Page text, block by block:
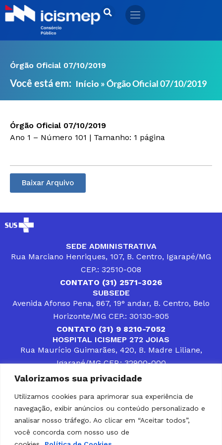
Valorizamos sua privacidade
Utilizamos cookies para aprimorar sua experiência de
navegação, exibir anúncios ou conteúdo personalizado e
analisar nosso tráfego. Ao clicar em “Aceitar todos”,
você concorda com nosso uso de
Ir
para
Órgão Oficial 07/10/2019
Você está em: Início »Órgão Oficial 07/10/2019
Órgão Oficial 07/10/2019
Ano 1 – Número 101 | Tamanho: 1 página
Baixar Arquivo
SEDE ADMINISTRATIVA
Rua Marciano Henriques, 107, B. Centro, Igarapé/MG
CEP.: 32510-008
CONTATO (31) 2571-3026
SUBSEDE
Avenida Afonso Pena, 867, 19° andar, B. Centro, Belo
Horizonte/MG CEP.: 30130-905
CONTATO (31) 9 8210-7052
HOSPITAL ICISMEP 272 JOIAS
Rua Maurício Guimarães, 420, B. Madre Liliane,
Igarapé/MG CEP.: 32900-000
CONTATOS (31) 3512-4400 ou (31) 9 8309-8660
DESENVOLVER SOLUÇÕES, AÇÕES E SERVIÇOS
PÚBLICOS QUE COMPLEMENTEM A ASSISTÊNCIA À
POPULAÇÃO DA REGIÃO EM QUE ATUA, SENDO
PARCEIRO DOS MUNICÍPIOS CONSORCIADOS NA
SOLUÇÃO DE DIFICULDADES ENFRENTADAS POR
GESTORES MUNICIPAIS, É O COMPROMISSO DO
ICISMEP.